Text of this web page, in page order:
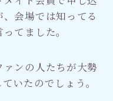
会場では知ってる
てました。
ンの人たちが大勢
いたのでしょう。